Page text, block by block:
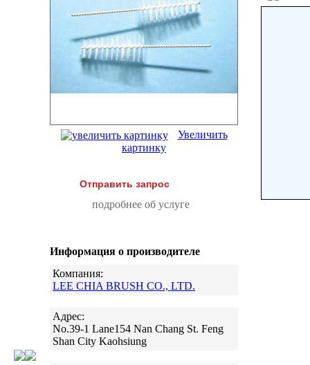
Увеличить
картинку
Отправить запрос
подробнее об услуге
Информация о производителе
Компания:
LEE CHIA BRUSH CO., LTD.
Адрес:
No.39-1 Lane154 Nan Chang St. Feng
Shan City Kaohsiung